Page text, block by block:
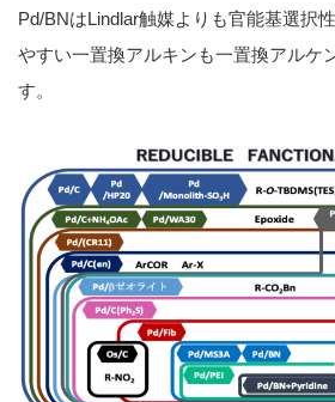
Pd/BNはLindlar触媒よりも官能基選択
やすい一置換アルキンも一置換アルケ
す。